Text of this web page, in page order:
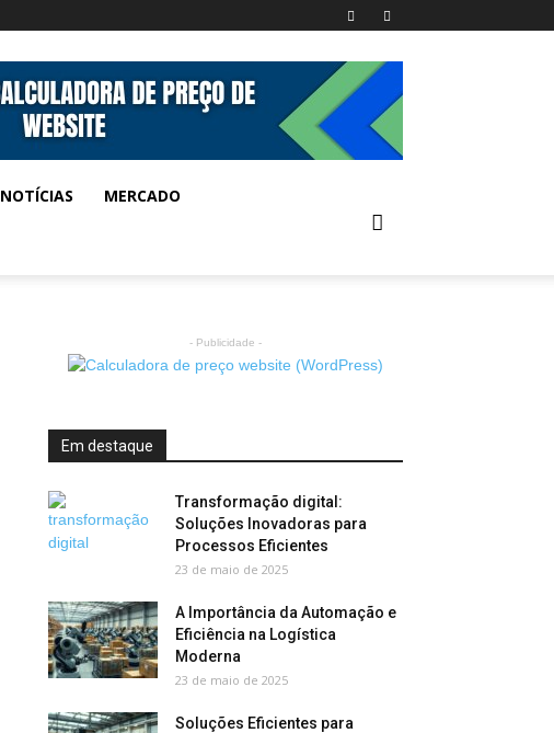
NOTÍCIAS MERCADO
- Publicidade -
Em destaque
Transformação digital:
Soluções Inovadoras para
Processos Eficientes
23 de maio de 2025
A Importância da Automação e
Eficiência na Logística
Moderna
23 de maio de 2025
Soluções Eficientes para